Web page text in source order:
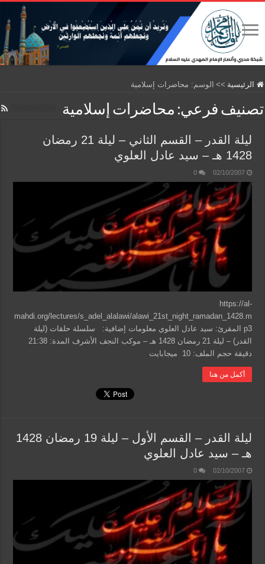
الرئيسية >> الوسم: محاضرات إسلامية
تصنيف فرعي: محاضرات إسلامية
ليلة القدر – القسم الثاني – ليلة 21 رمضان
1428 هـ – سيد عادل العلوي
02/10/2007
0
https://al-
mahdi.org/lectures/s_adel_alalawi/alawi_21st_night_ramadan_1428.m
p3 المقرئ: سيد عادل العلوي معلومات إضافية: سلسلة حلقات (ليلة
القدر) – ليلة 21 رمضان 1428 هـ – موكب النجف الأشرف المدة: 21:38
دقيقة حجم الملف: 10 ميجابايت
أكمل من هنا
ليلة القدر – القسم الأول – ليلة 19 رمضان 1428
هـ – سيد عادل العلوي
02/10/2007
0